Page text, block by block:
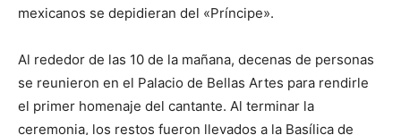
mexicanos se depidieran del «Príncipe».
Al rededor de las 10 de la mañana, decenas de personas
se reunieron en el Palacio de Bellas Artes para rendirle
el primer homenaje del cantante. Al terminar la
ceremonia, los restos fueron llevados a la Basílica de